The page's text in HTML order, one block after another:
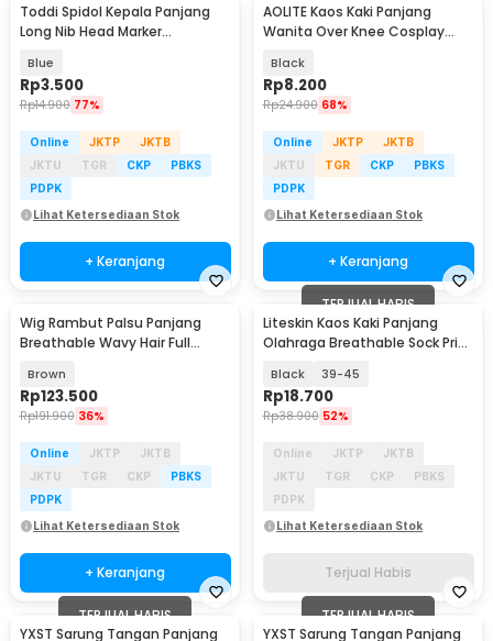
Toddi Spidol Kepala Panjang
Long Nib Head Marker
Blue
Rp3.500
Rp14.900 77%
Online JKTP
JKTB
JKTU
TGR CKP
PBKS
PDPK
Lihat Ketersediaan Stok
+ Keranjang
AOLITE Kaos Kaki Panjang
Wanita Over Knee Cosplay
Black
Rp8.200
Rp24.900 68%
Online JKTP
JKTB
JKTU
TGR CKP
PBKS
PDPK
Lihat Ketersediaan Stok
+ Keranjang
Wig Rambut Palsu Panjang
Breathable Wavy Hair Full
Brown
Rp123.500
Rp191.900 36%
Online JKTP
JKTB
JKTU
TGR CKP
PBKS
PDPK
Lihat Ketersediaan Stok
+ Keranjang
TERJUAL HABIS
Liteskin Kaos Kaki Panjang
Olahraga Breathable Sock Pria
Black 39-45
Rp18.700
Rp38.900 52%
Online JKTP
JKTB
JKTU
TGR CKP
PBKS
PDPK
Lihat Ketersediaan Stok
Terjual Habis
TERJUAL HABIS
YXST Sarung Tangan Panjang
TERJUAL HABIS
YXST Sarung Tangan Panjang